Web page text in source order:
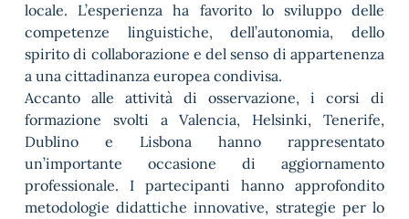
locale. L’esperienza ha favorito lo sviluppo delle
competenze linguistiche, dell’autonomia, dello
spirito di collaborazione e del senso di appartenenza
a una cittadinanza europea condivisa.
Accanto alle attività di osservazione, i corsi di
formazione svolti a Valencia, Helsinki, Tenerife,
Dublino e Lisbona hanno rappresentato
un’importante occasione di aggiornamento
professionale. I partecipanti hanno approfondito
metodologie didattiche innovative, strategie per lo